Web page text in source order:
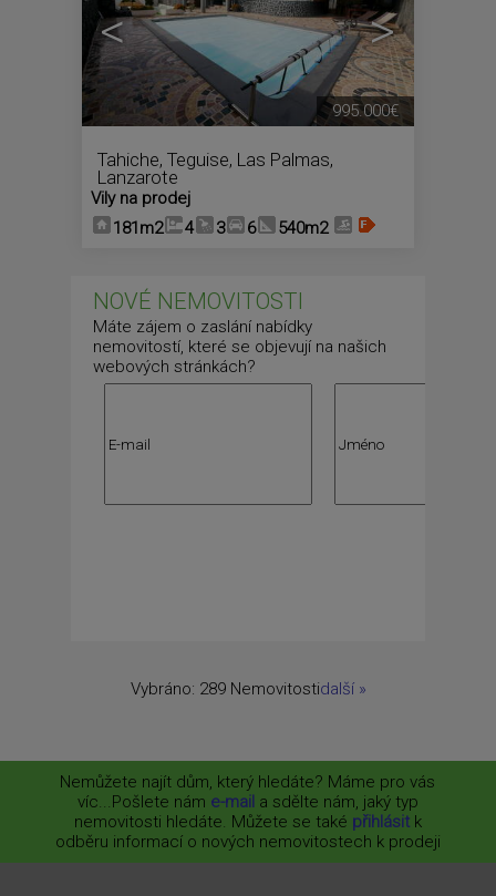
< >
Tahiche, Teguise, Las Palmas,
Lanzarote
Vily na prodej
181m2
4 3 6 540m2
995.000€
NOVÉ NEMOVITOSTI
Máte zájem o zaslání nabídky
nemovitostí, které se objevují na našich
webových stránkách?
Vybráno: 289 Nemovitostidalší»
Nemůžete najít dům, který hledáte? Máme pro vás
víc...Pošlete nám e-mail a sdělte nám, jaký typ
nemovitosti hledáte. Můžete se také přihlásitk
odběru informací o nových nemovitostech k prodeji